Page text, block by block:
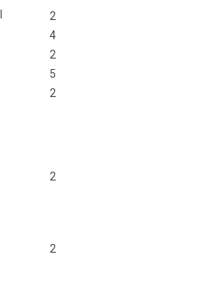
2
4
2
5
2
2
2